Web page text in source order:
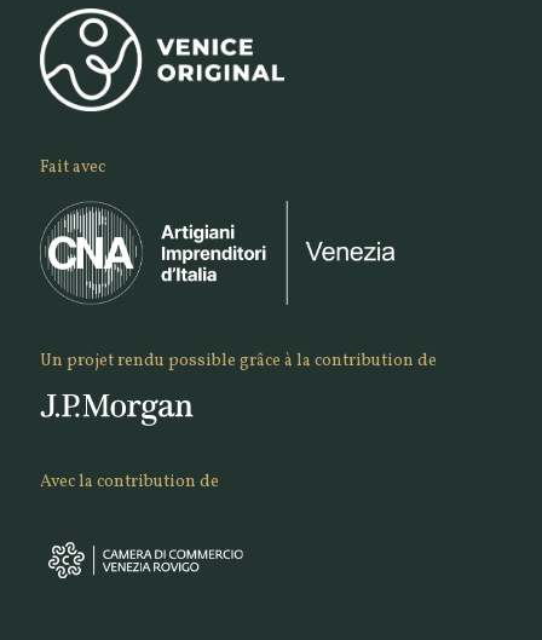
Fait avec
Un projet rendu possible grâce à la contribution de
Avec la contribution de